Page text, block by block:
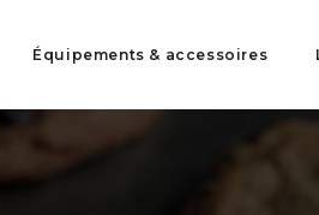
Équipements & accessoires